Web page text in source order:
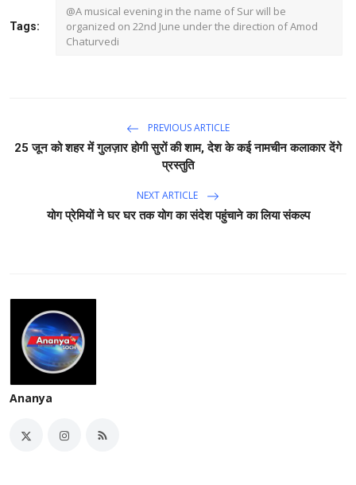
Tags:
@A musical evening in the name of Sur will be
organized on 22nd June under the direction of Amod
Chaturvedi
PREVIOUS ARTICLE
25 जून को शहर में गुलज़ार होगी सुरों की शाम, देश के कई नामचीन कलाकार देंगे
प्रस्तुति
NEXT ARTICLE
योग प्रेमियों ने घर घर तक योग का संदेश पहुंचाने का लिया संकल्प
Ananya